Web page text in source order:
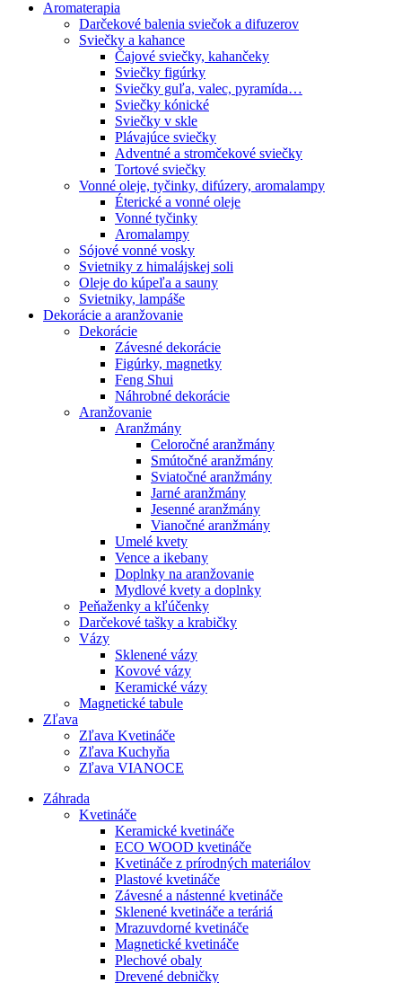
Aromaterapia
Darčekové balenia sviečok a difuzerov
Sviečky a kahance
Čajové sviečky, kahančeky
Sviečky figúrky
Sviečky guľa, valec, pyramída…
Sviečky kónické
Sviečky v skle
Plávajúce sviečky
Adventné a stromčekové sviečky
Tortové sviečky
Vonné oleje, tyčinky, difúzery, aromalampy
Éterické a vonné oleje
Vonné tyčinky
Aromalampy
Sójové vonné vosky
Svietniky z himalájskej soli
Oleje do kúpeľa a sauny
Svietniky, lampáše
Dekorácie a aranžovanie
Dekorácie
Závesné dekorácie
Figúrky, magnetky
Feng Shui
Náhrobné dekorácie
Aranžovanie
Aranžmány
Celoročné aranžmány
Smútočné aranžmány
Sviatočné aranžmány
Jarné aranžmány
Jesenné aranžmány
Vianočné aranžmány
Umelé kvety
Vence a ikebany
Doplnky na aranžovanie
Mydlové kvety a doplnky
Peňaženky a kľúčenky
Darčekové tašky a krabičky
Vázy
Sklenené vázy
Kovové vázy
Keramické vázy
Magnetické tabule
Zľava
Zľava Kvetináče
Zľava Kuchyňa
Zľava VIANOCE
Záhrada
Kvetináče
Keramické kvetináče
ECO WOOD kvetináče
Kvetináče z prírodných materiálov
Plastové kvetináče
Závesné a nástenné kvetináče
Sklenené kvetináče a teráriá
Mrazuvdorné kvetináče
Magnetické kvetináče
Plechové obaly
Drevené debničky